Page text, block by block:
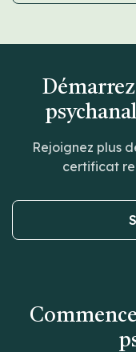
Rejoignez plus
certificat